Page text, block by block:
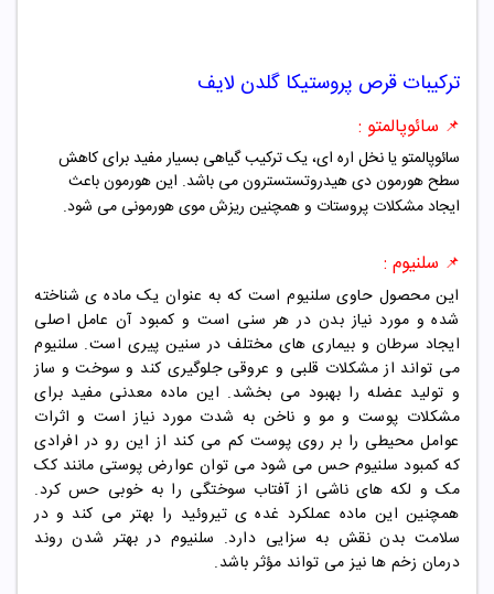
ترکیبات قرص پروستیکا گلدن لایف
📌 سائوپالمتو :
سائوپالمتو یا نخل اره ای، یک ترکیب گیاهی بسیار مفید برای کاهش
سطح هورمون دی هیدروتستسترون می باشد. این هورمون باعث
ایجاد مشکلات پروستات و همچنین ریزش موی هورمونی می شود.
📌 سلنیوم :
این محصول حاوی سلنیوم است که به عنوان یک ماده ی شناخته
شده و مورد نیاز بدن در هر سنی است و کمبود آن عامل اصلی
ایجاد سرطان و بیماری های مختلف در سنین پیری است. سلنیوم
می تواند از مشکلات قلبی و عروقی جلوگیری کند و سوخت و ساز
و تولید عضله را بهبود می بخشد. این ماده معدنی مفید برای
مشکلات پوست و مو و ناخن به شدت مورد نیاز است و اثرات
عوامل محیطی را بر روی پوست کم می کند از این رو در افرادی
که کمبود سلنیوم حس می شود می توان عوارض پوستی مانند کک
مک و لکه های ناشی از آفتاب سوختگی را به خوبی حس کرد.
همچنین این ماده عملکرد غده ی تیروئید را بهتر می کند و در
سلامت بدن نقش به سزایی دارد. سلنیوم در بهتر شدن روند
درمان زخم ها نیز می تواند مؤثر باشد.